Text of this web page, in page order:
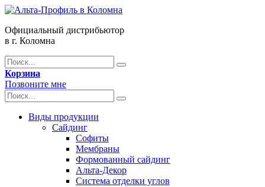
Официальный дистрибьютор
в г. Коломна
Корзина
Позвоните мне
Виды продукции
Сайдинг
Софиты
Мембраны
Формованный сайдинг
Альта-Декор
Система отделки углов